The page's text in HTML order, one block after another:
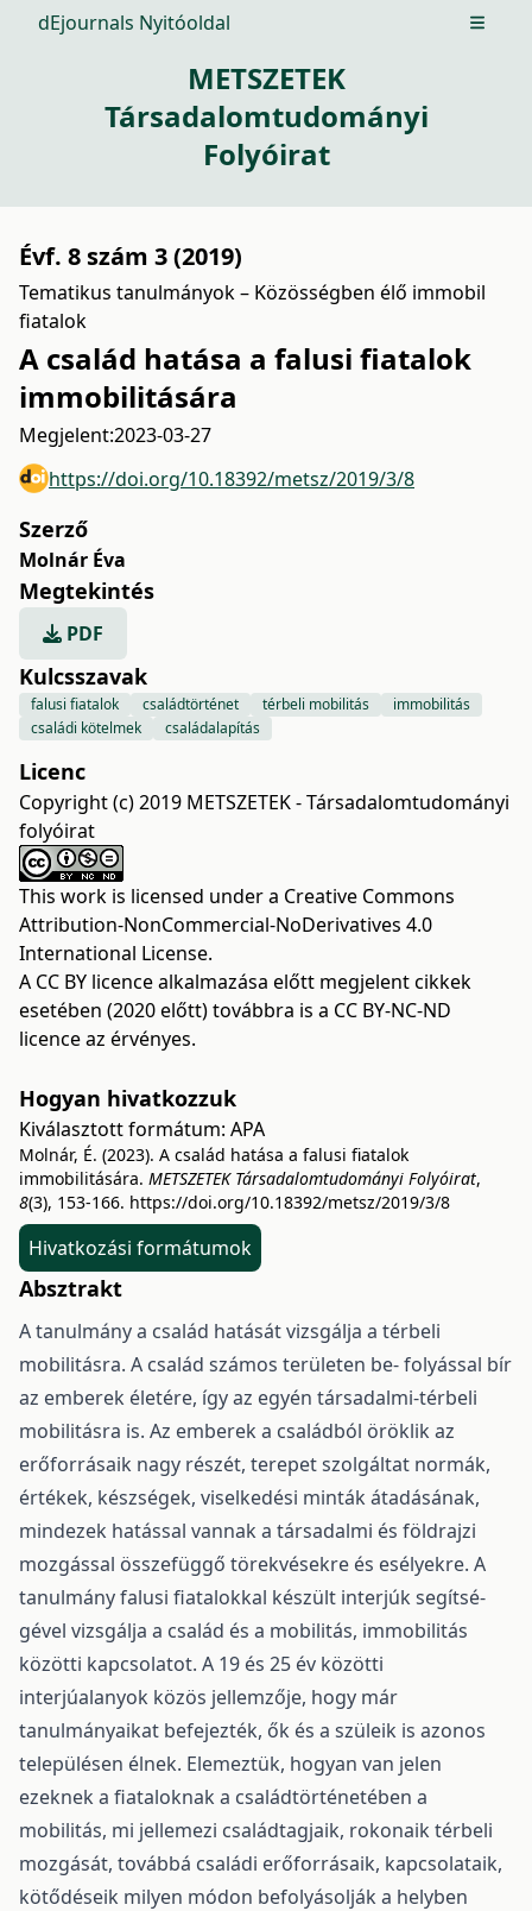
dEjournals Nyitóoldal Open
METSZETEK
Társadalomtudományi
Folyóirat
Évf. 8 szám 3 (2019)
Tematikus tanulmányok – Közösségben élő immobil
fiatalok
A család hatása a falusi fiatalok
immobilitására
Megjelent:2023-03-27
https://doi.org/10.18392/metsz/2019/3/8
Szerző
Molnár Éva
Megtekintés
PDF
Kulcsszavak
falusi fiatalok családtörténet térbeli mobilitás
immobilitás
családi kötelmek
családalapítás
Licenc
Copyright (c) 2019 METSZETEK - Társadalomtudományi
folyóirat
This work is licensed under a Creative Commons
Attribution-NonCommercial-NoDerivatives 4.0
International License.
A CC BY licence alkalmazása előtt megjelent cikkek
esetében (2020 előtt) továbbra is a CC BY-NC-ND
licence az érvényes.
Hogyan hivatkozzuk
Kiválasztott formátum: APA
Molnár, É. (2023). A család hatása a falusi fiatalok
immobilitására. METSZETEK Társadalomtudományi Folyóirat,
8(3), 153-166. https://doi.org/10.18392/metsz/2019/3/8
Hivatkozási formátumok
Absztrakt
A tanulmány a család hatását vizsgálja a térbeli
mobilitásra. A család számos területen be- folyással bír
az emberek életére, így az egyén társadalmi-térbeli
mobilitásra is. Az emberek a családból öröklik az
erőforrásaik nagy részét, terepet szolgáltat normák,
értékek, készségek, viselkedési minták átadásának,
mindezek hatással vannak a társadalmi és földrajzi
mozgással összefüggő törekvésekre és esélyekre. A
tanulmány falusi fiatalokkal készült interjúk segítsé-
gével vizsgálja a család és a mobilitás, immobilitás
közötti kapcsolatot. A 19 és 25 év közötti
interjúalanyok közös jellemzője, hogy már
tanulmányaikat befejezték, ők és a szüleik is azonos
településen élnek. Elemeztük, hogyan van jelen
ezeknek a fiataloknak a családtörténetében a
mobilitás, mi jellemezi családtagjaik, rokonaik térbeli
mozgását, továbbá családi erőforrásaik, kapcsolataik,
kötődéseik milyen módon befolyásolják a helyben